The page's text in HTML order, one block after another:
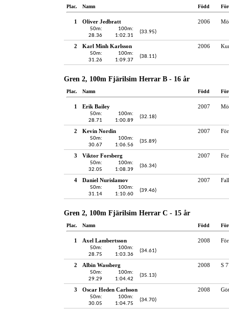
Plac. Namn Född
1 Oliver Jedbratt 2006
50m:
28.36
100m:
1:02.31
(33.95)
2 Karl Minh Karlsson 2006
50m:
31.26
100m:
1:09.37
(38.11)
Gren 2, 100m Fjärilsim Herrar B - 16 år
Plac. Namn Född
1 Erik Bailey 2007
50m:
28.71
100m:
1:00.89
(32.18)
2 Kevin Nordin 2007
50m:
30.67
100m:
1:06.56
(35.89)
3 Viktor Forsberg 2007
50m:
32.05
100m:
1:08.39
(36.34)
4 Daniel Nurislamov 2007
50m:
31.14
100m:
1:10.60
(39.46)
Gren 2, 100m Fjärilsim Herrar C - 15 år
Plac. Namn Född
1 Axel Lambertsson 2008
50m:
28.75
100m:
1:03.36
(34.61)
2 Albin Wassberg 2008 S
50m:
29.29
100m:
1:04.42
(35.13)
3 Oscar Heden Carlsson 2008
50m:
30.05
100m:
1:04.75
(34.70)